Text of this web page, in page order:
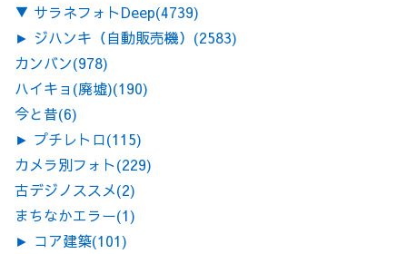
▼ サラネフォトDeep(4739)
► ジハンキ（自動販売機） (2583)
カンバン(978)
ハイキョ(廃墟)(190)
今と昔(6)
► プチレトロ(115)
カメラ別フォト(229)
古デジノススメ(2)
まちなかエラー(1)
► コア建築(101)